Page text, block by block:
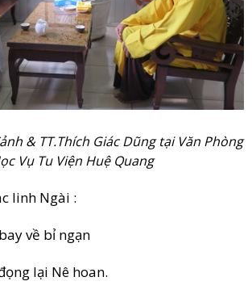
& TT.Thích Giác Dũng tại Văn Phòng
Vụ Tu Viện Huệ Quang
linh Ngài :
về bỉ ngạn
lại Nê hoan.